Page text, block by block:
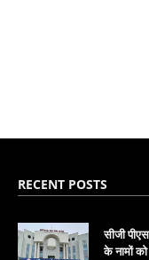
RECENT POSTS
सीजी
के नामों